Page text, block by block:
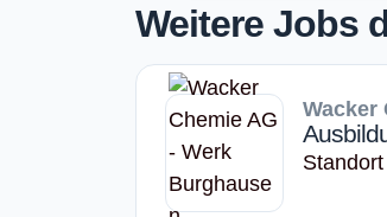
Weitere Jobs
Wacker